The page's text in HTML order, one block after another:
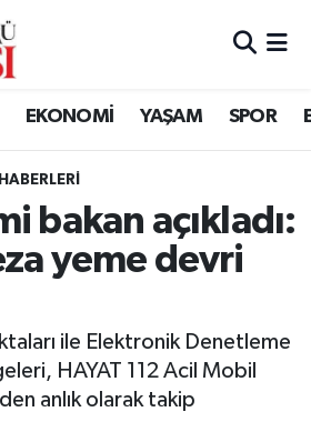
EKONOMİ YAŞAM SPOR
bakan açıkladı:
yeme devri
ile Elektronik Denetleme
HAYAT 112 Acil Mobil
anlık olarak takip
Edenler